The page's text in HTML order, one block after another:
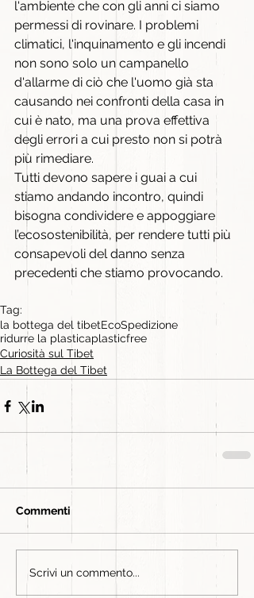
l'ambiente che con gli anni ci siamo
permessi di rovinare. I problemi
climatici, l'inquinamento e gli incendi
non sono solo un campanello
d'allarme di ciò che l'uomo già sta
causando nei confronti della casa in
cui è nato, ma una prova effettiva
degli errori a cui presto non si potrà
più rimediare.
Tutti devono sapere i guai a cui
stiamo andando incontro, quindi
bisogna condividere e appoggiare
l’ecosostenibilità, per rendere tutti più
consapevoli del danno senza
precedenti che stiamo provocando.
Tag:
la bottega del tibetEcoSpedizione
ridurre la plasticaplasticfree
Curiosità sul Tibet
La Bottega del Tibet
Commenti
Scrivi un commento...